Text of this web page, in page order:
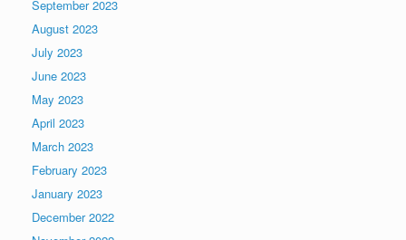
September 2023
August 2023
July 2023
June 2023
May 2023
April 2023
March 2023
February 2023
January 2023
December 2022